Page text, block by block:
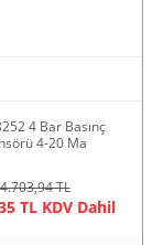
4 Bar Basınç
4-20 Ma
4.703,94 TL
TL KDV Dahil